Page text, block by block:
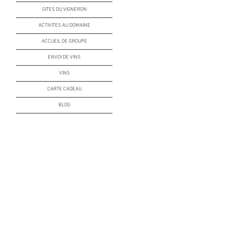
GITES DU VIGNERON
ACTIVITES AU DOMAINE
ACCUEIL DE GROUPE
ENVOI DE VINS
VINS
CARTE CADEAU
BLOG